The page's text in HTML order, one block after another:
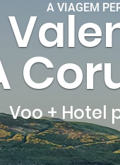
A VIAGEM
Voo + Hotel